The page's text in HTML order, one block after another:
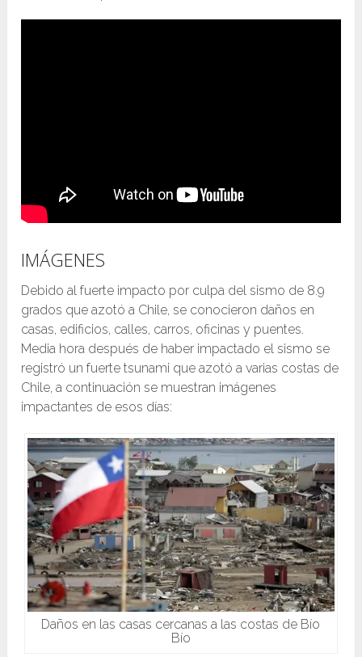
IMÁGENES
Debido al fuerte impacto por culpa del sismo de 8.9
grados que azotó a Chile, se conocieron daños en
casas, edificios, calles, carros, oficinas y puentes.
Media hora después de haber impactado el sismo se
registró un fuerte tsunami que azotó a varias costas de
Chile, a continuación se muestran imágenes
impactantes de esos días:
Daños en las casas cercanas a las costas de Bío
Bío